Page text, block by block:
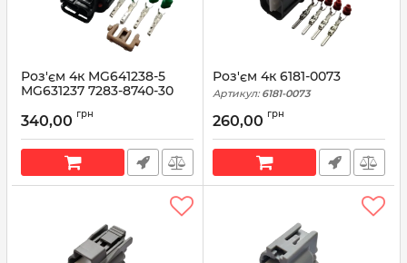
Роз'єм 4к MG641238-5
MG631237 7283-8740-30
Артикул: MG631237
340,00 грн
Роз'єм 4к 6181-0073
Артикул: 6181-0073
260,00 грн